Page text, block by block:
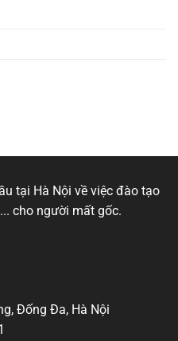
tại Hà Nội về việc đào tạo
cho người mất gốc.
Đống Đa, Hà Nội